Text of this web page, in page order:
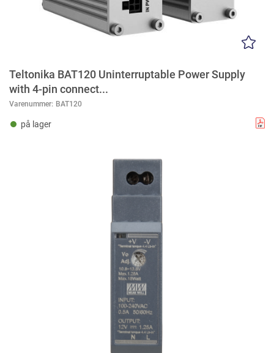
Teltonika BAT120 Uninterruptable Power Supply
with 4-pin connect...
Varenummer: BAT120
på lager